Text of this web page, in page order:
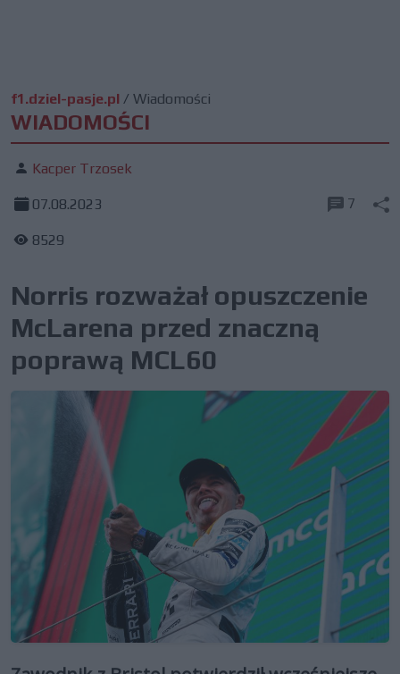
f1.dziel-pasje.pl / Wiadomości
WIADOMOŚCI
Kacper Trzosek
07.08.2023
8529
7
Norris rozważał opuszczenie
McLarena przed znaczną
poprawą MCL60